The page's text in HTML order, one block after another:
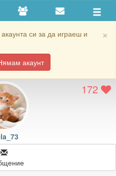
×
си за да играеш и
акаунт
172